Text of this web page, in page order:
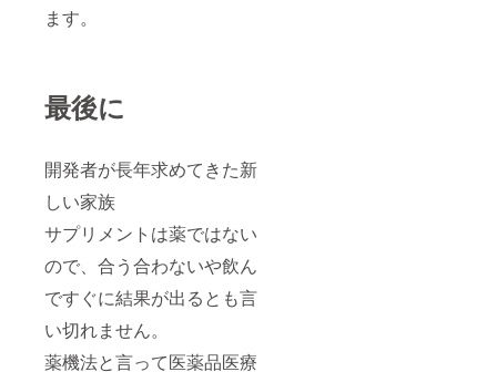
ます。
最後に
開発者が長年求めてきた新
しい家族
サプリメントは薬ではない
ので、合う合わないや飲ん
ですぐに結果が出るとも言
い切れません。
薬機法と言って医薬品医療